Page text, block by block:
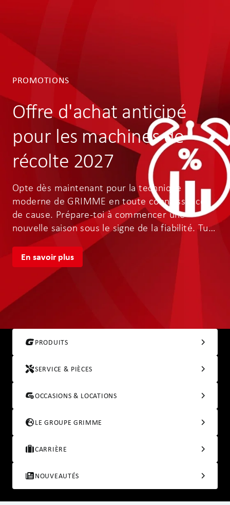
PROMOTIONS
Offre d'achat anticipé
pour les machines de
récolte 2027
Opte dès maintenant pour la technique
moderne de GRIMME en toute connaissance
de cause. Prépare-toi à commencer une
nouvelle saison sous le signe de la fiabilité. Tu
pourras alors entamer la saison 2027 en toute
tranquillité.
En savoir plus
PRODUITS
SERVICE & PIÈCES
OCCASIONS & LOCATIONS
LE GROUPE GRIMME
CARRIÈRE
NOUVEAUTÉS